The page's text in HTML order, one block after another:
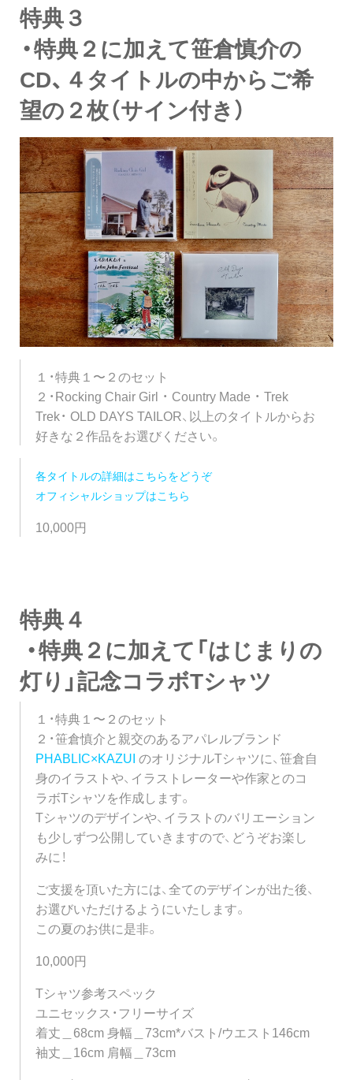
特典３
・特典２に加えて笹倉慎介の
CD、４タイトルの中からご希
望の２枚（サイン付き）
１・特典１〜２のセット
２・Rocking Chair Girl ・ Country Made ・ Trek
Trek・ OLD DAYS TAILOR、以上のタイトルからお
好きな２作品をお選びください。
各タイトルの詳細はこちらをどうぞ
オフィシャルショップはこちら
10,000円
特典４
・特典２に加えて「はじまりの
灯り」記念コラボTシャツ
１・特典１〜２のセット
２・笹倉慎介と親交のあるアパレルブランド
PHABLIC×KAZUI のオリジナルTシャツに、笹倉自
身のイラストや、イラストレーターや作家とのコ
ラボTシャツを作成します。
Tシャツのデザインや、イラストのバリエーション
も少しずつ公開していきますので、どうぞお楽し
みに！
ご支援を頂いた方には、全てのデザインが出た後、
お選びいただけるようにいたします。
この夏のお供に是非。
10,000円
Tシャツ参考スペック
ユニセックス・フリーサイズ
着丈＿68cm 身幅＿73cm*バスト/ウエスト146cm
袖丈＿16cm 肩幅＿73cm